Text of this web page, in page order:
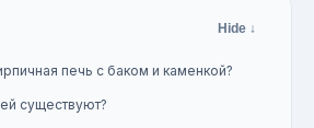
Hide ↓
печь с баком и каменкой?
существуют?